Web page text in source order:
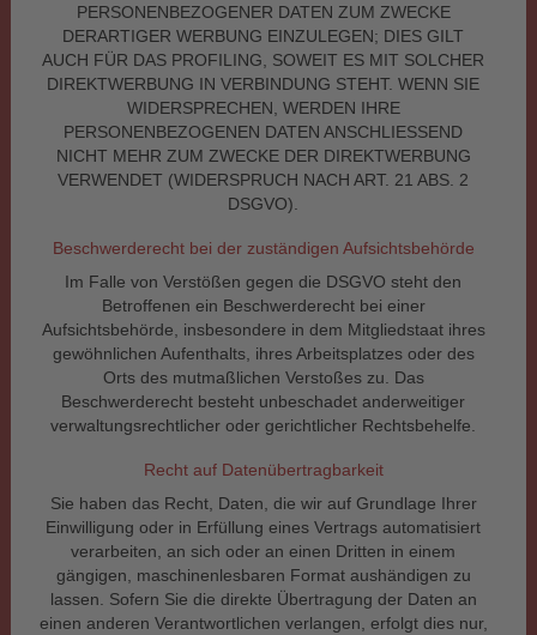
PERSONENBEZOGENER DATEN ZUM ZWECKE
DERARTIGER WERBUNG EINZULEGEN; DIES GILT
AUCH FÜR DAS PROFILING, SOWEIT ES MIT SOLCHER
DIREKTWERBUNG IN VERBINDUNG STEHT. WENN SIE
WIDERSPRECHEN, WERDEN IHRE
PERSONENBEZOGENEN DATEN ANSCHLIESSEND
NICHT MEHR ZUM ZWECKE DER DIREKTWERBUNG
VERWENDET (WIDERSPRUCH NACH ART. 21 ABS. 2
DSGVO).
Beschwerde­recht bei der zuständigen Aufsichts­behörde
Im Falle von Verstößen gegen die DSGVO steht den
Betroffenen ein Beschwerderecht bei einer
Aufsichtsbehörde, insbesondere in dem Mitgliedstaat ihres
gewöhnlichen Aufenthalts, ihres Arbeitsplatzes oder des
Orts des mutmaßlichen Verstoßes zu. Das
Beschwerderecht besteht unbeschadet anderweitiger
verwaltungsrechtlicher oder gerichtlicher Rechtsbehelfe.
Recht auf Daten­übertrag­barkeit
Sie haben das Recht, Daten, die wir auf Grundlage Ihrer
Einwilligung oder in Erfüllung eines Vertrags automatisiert
verarbeiten, an sich oder an einen Dritten in einem
gängigen, maschinenlesbaren Format aushändigen zu
lassen. Sofern Sie die direkte Übertragung der Daten an
einen anderen Verantwortlichen verlangen, erfolgt dies nur,